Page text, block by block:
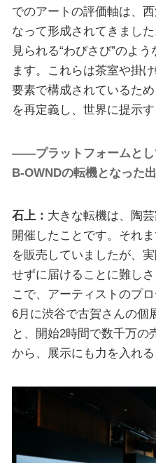
でのアートの評価軸は、
なって形成されてきまし
見られる“わびさび”のよ
ます。これらは茶室や掛
要素で構成されているた
を再定義し、世界に提示
――プラットフォームとし
B-OWNDの転機となった
石上： 大きな転機は、陶
開催したことです。それ
を販売していましたが、
せずに届けることに難し
こで、アーティストのプ
6月に渋谷で古賀さんの個
と、開始2時間で数千万の
から、展示にも力を入れる